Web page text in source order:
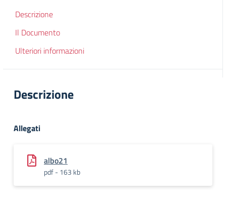
Descrizione
Il Documento
Ulteriori informazioni
Descrizione
Allegati
albo21
pdf - 163 kb